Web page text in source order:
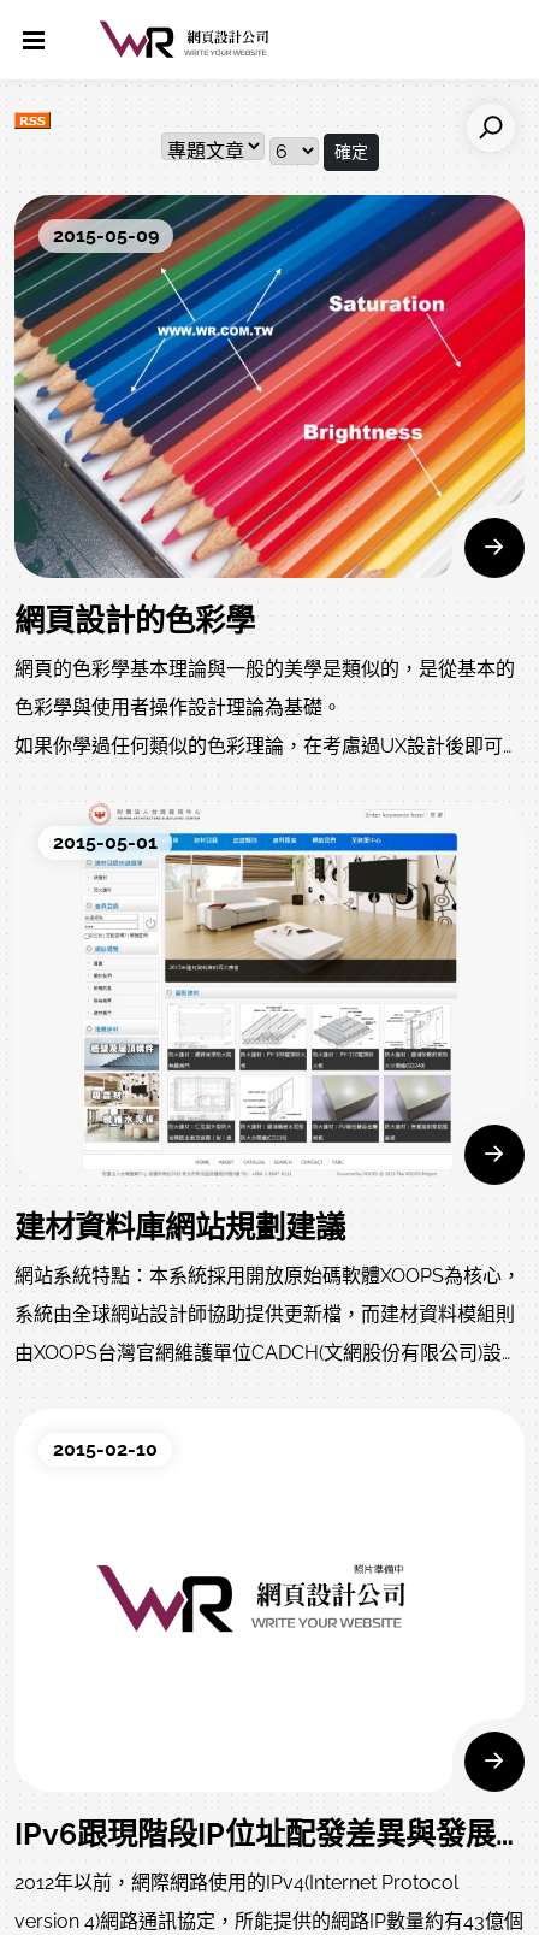
確定
2015-05-09
網頁設計的色彩學
網頁的色彩學基本理論與一般的美學是類似的，是從基本的
色彩學與使用者操作設計理論為基礎。
如果你學過任何類似的色彩理論，在考慮過UX設計後即可將
其用於網頁設計中。
2015-05-01
建材資料庫網站規劃建議
網站系統特點：本系統採用開放原始碼軟體XOOPS為核心，
系統由全球網站設計師協助提供更新檔，而建材資料模組則
由XOOPS台灣官網維護單位CADCH(文網股份有限公司)設
計，網頁分類方式目前先以綠建材及防火建材之分類呈現，
後續可以依據建材專業人員研討後納入建材屬性及更多分類
2015-02-10
IPv6跟現階段IP位址配發差異與發展技術介紹
2012年以前，網際網路使用的IPv4(Internet Protocol
version 4)網路通訊協定，所能提供的網路IP數量約有43億個